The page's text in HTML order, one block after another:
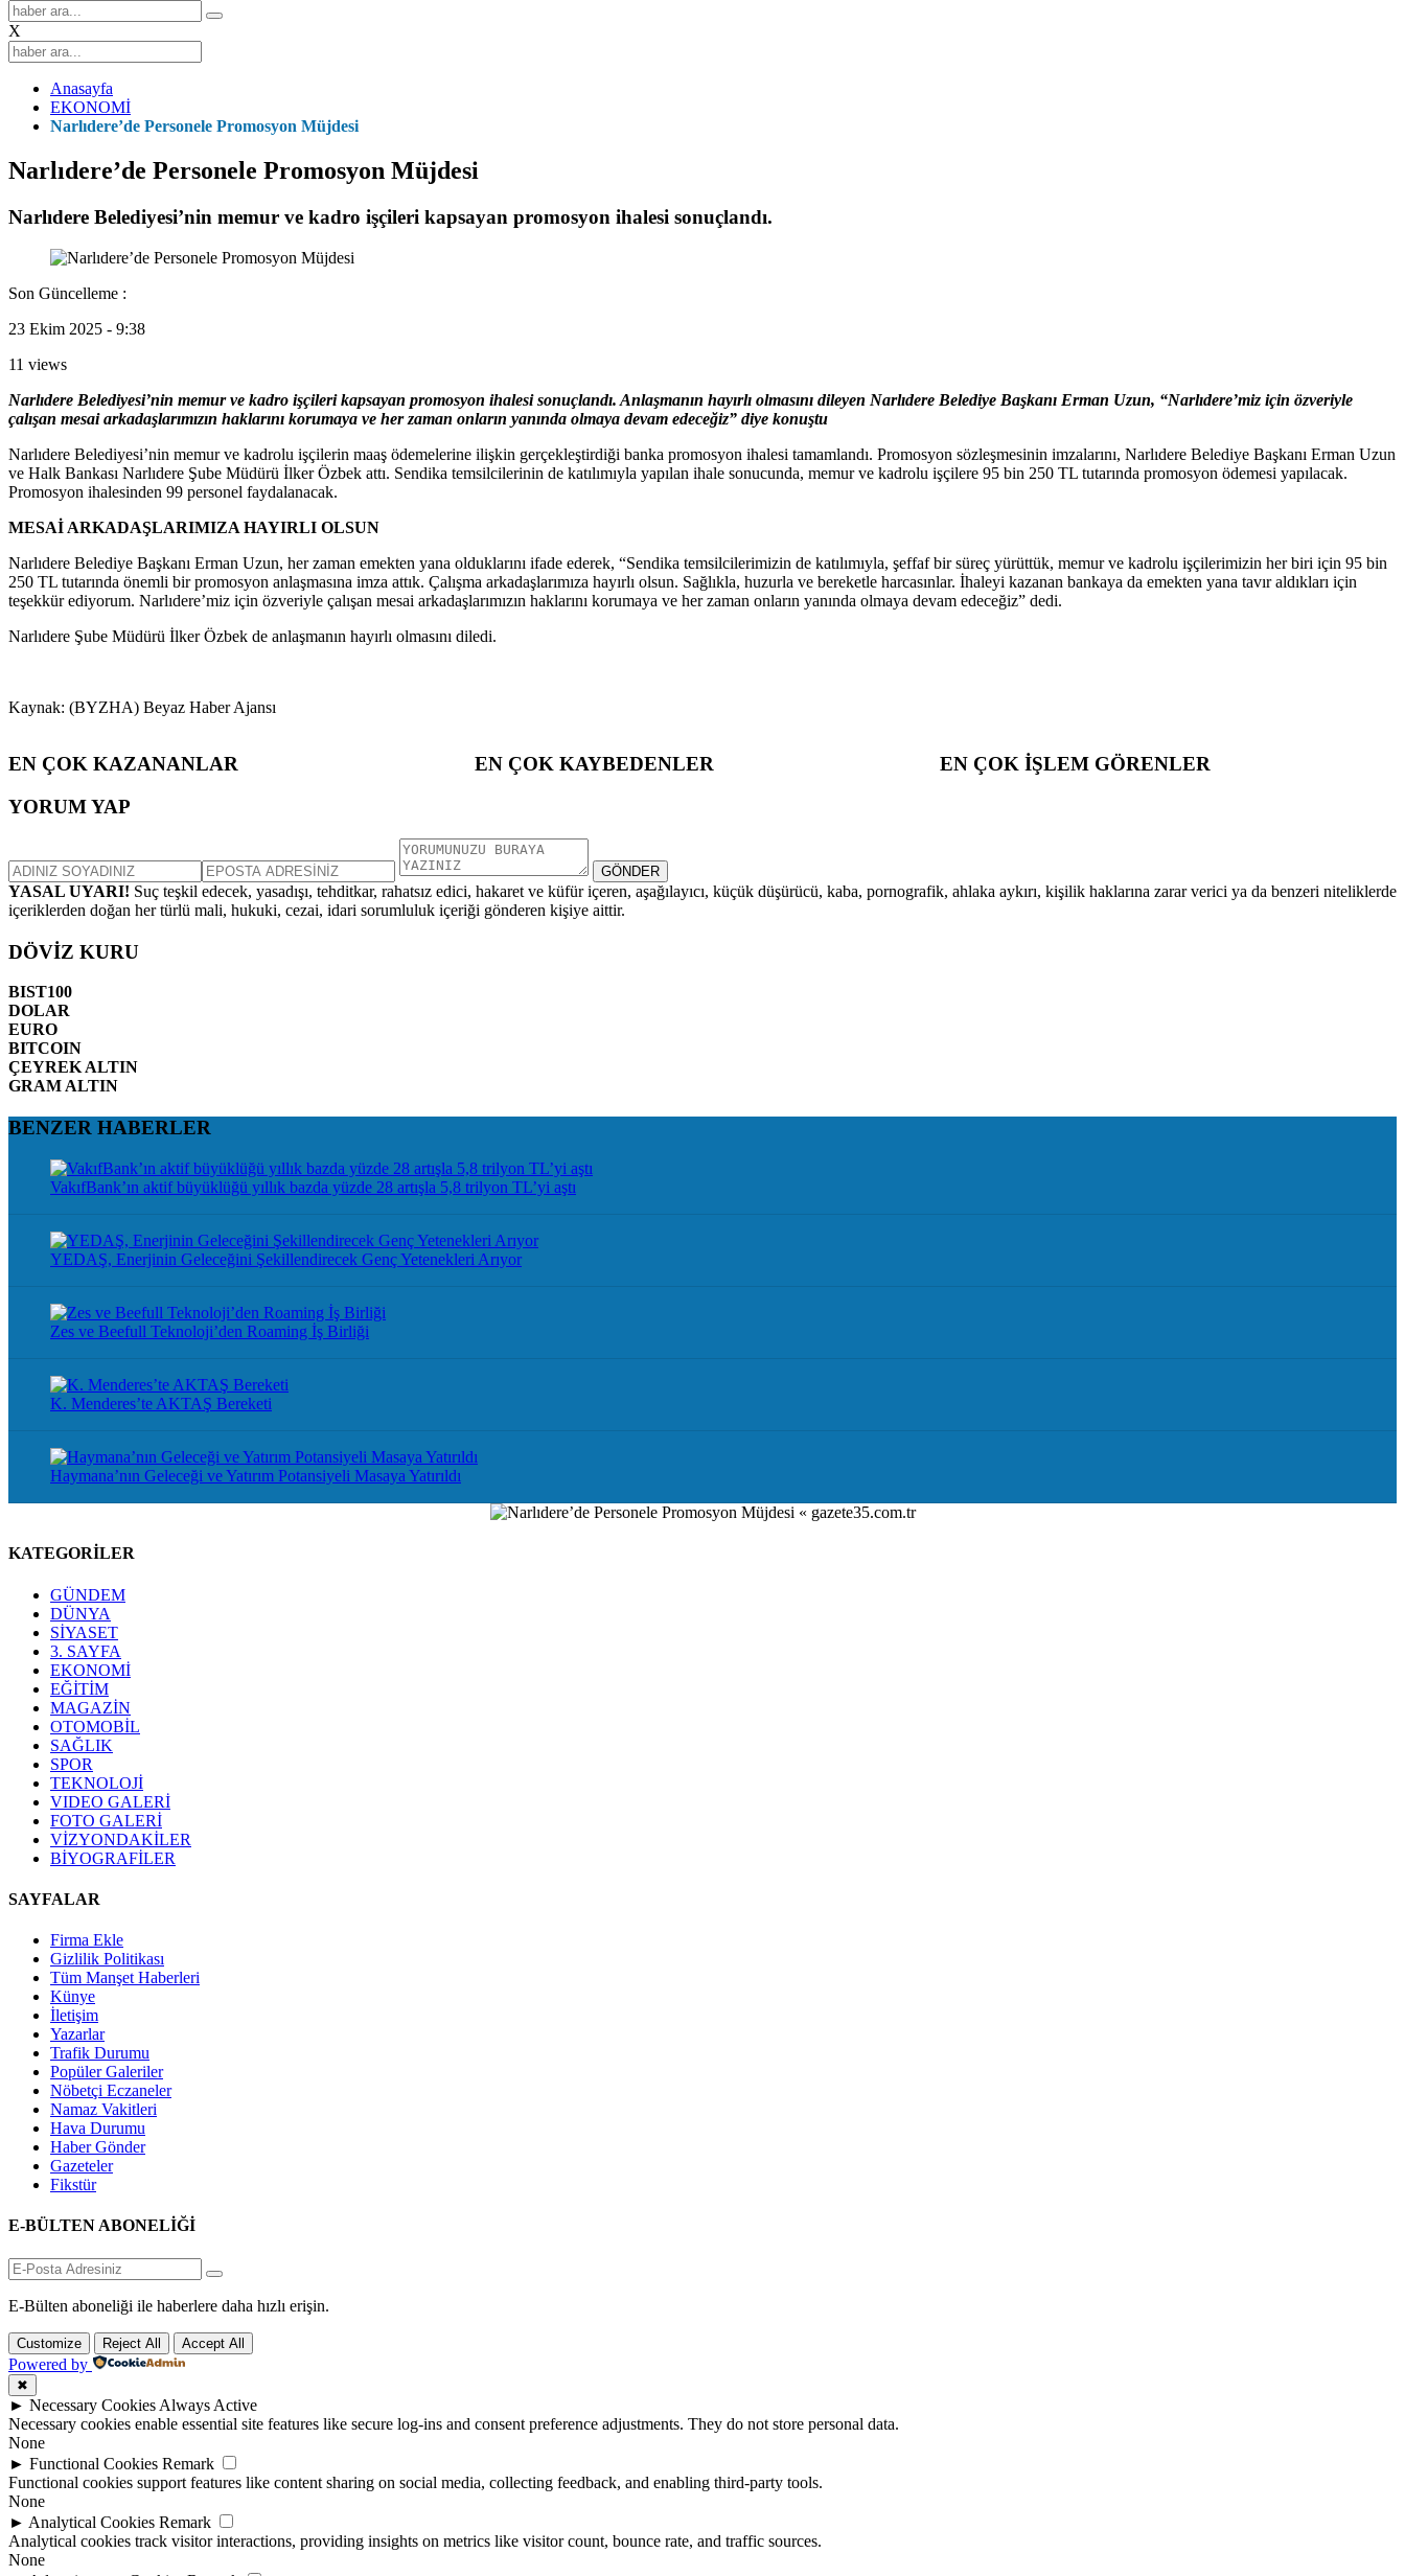
X
Anasayfa
EKONOMİ
Narlıdere’de Personele Promosyon Müjdesi
Narlıdere’de Personele Promosyon Müjdesi
Narlıdere Belediyesi’nin memur ve kadro işçileri kapsayan promosyon ihalesi sonuçlandı.
Son Güncelleme :
23 Ekim 2025 - 9:38
11 views
Narlıdere Belediyesi’nin memur ve kadro işçileri kapsayan promosyon ihalesi sonuçlandı. Anlaşmanın hayırlı olmasını dileyen Narlıdere Belediye Başkanı Erman Uzun, “Narlıdere’miz için özveriyle
çalışan mesai arkadaşlarımızın haklarını korumaya ve her zaman onların yanında olmaya devam edeceğiz” diye konuştu
Narlıdere Belediyesi’nin memur ve kadrolu işçilerin maaş ödemelerine ilişkin gerçekleştirdiği banka promosyon ihalesi tamamlandı. Promosyon sözleşmesinin imzalarını, Narlıdere Belediye Başkanı Erman Uzun
ve Halk Bankası Narlıdere Şube Müdürü İlker Özbek attı. Sendika temsilcilerinin de katılımıyla yapılan ihale sonucunda, memur ve kadrolu işçilere 95 bin 250 TL tutarında promosyon ödemesi yapılacak.
Promosyon ihalesinden 99 personel faydalanacak.
MESAİ ARKADAŞLARIMIZA HAYIRLI OLSUN
Narlıdere Belediye Başkanı Erman Uzun, her zaman emekten yana olduklarını ifade ederek, “Sendika temsilcilerimizin de katılımıyla, şeffaf bir süreç yürüttük, memur ve kadrolu işçilerimizin her biri için 95 bin
250 TL tutarında önemli bir promosyon anlaşmasına imza attık. Çalışma arkadaşlarımıza hayırlı olsun. Sağlıkla, huzurla ve bereketle harcasınlar. İhaleyi kazanan bankaya da emekten yana tavır aldıkları için
teşekkür ediyorum. Narlıdere’miz için özveriyle çalışan mesai arkadaşlarımızın haklarını korumaya ve her zaman onların yanında olmaya devam edeceğiz” dedi.
Narlıdere Şube Müdürü İlker Özbek de anlaşmanın hayırlı olmasını diledi.
Kaynak: (BYZHA) Beyaz Haber Ajansı
EN ÇOK KAZANANLAR EN ÇOK KAYBEDENLER
EN ÇOK İŞLEM GÖRENLER
YORUM YAP
GÖNDER
YASAL UYARI! Suç teşkil edecek, yasadışı, tehditkar, rahatsız edici, hakaret ve küfür içeren, aşağılayıcı, küçük düşürücü, kaba, pornografik, ahlaka aykırı, kişilik haklarına zarar verici ya da benzeri niteliklerde
içeriklerden doğan her türlü mali, hukuki, cezai, idari sorumluluk içeriği gönderen kişiye aittir.
DÖVİZ KURU
BIST100
DOLAR
EURO
BITCOIN
ÇEYREK ALTIN
GRAM ALTIN
BENZER HABERLER
VakıfBank’ın aktif büyüklüğü yıllık bazda yüzde 28 artışla 5,8 trilyon TL’yi aştı
YEDAŞ, Enerjinin Geleceğini Şekillendirecek Genç Yetenekleri Arıyor
Zes ve Beefull Teknoloji’den Roaming İş Birliği
K. Menderes’te AKTAŞ Bereketi
Haymana’nın Geleceği ve Yatırım Potansiyeli Masaya Yatırıldı
KATEGORİLER
GÜNDEM
DÜNYA
SİYASET
3. SAYFA
EKONOMİ
EĞİTİM
MAGAZİN
OTOMOBİL
SAĞLIK
SPOR
TEKNOLOJİ
VIDEO GALERİ
FOTO GALERİ
VİZYONDAKİLER
BİYOGRAFİLER
SAYFALAR
Firma Ekle
Gizlilik Politikası
Tüm Manşet Haberleri
Künye
İletişim
Yazarlar
Trafik Durumu
Popüler Galeriler
Nöbetçi Eczaneler
Namaz Vakitleri
Hava Durumu
Haber Gönder
Gazeteler
Fikstür
E-BÜLTEN ABONELİĞİ
E-Bülten aboneliği ile haberlere daha hızlı erişin.
Customize Reject All Accept All
Powered by
✖
► Necessary Cookies Always Active
Necessary cookies enable essential site features like secure log-ins and consent preference adjustments. They do not store personal data.
None
► Functional Cookies Remark
Functional cookies support features like content sharing on social media, collecting feedback, and enabling third-party tools.
None
► Analytical Cookies Remark
Analytical cookies track visitor interactions, providing insights on metrics like visitor count, bounce rate, and traffic sources.
None